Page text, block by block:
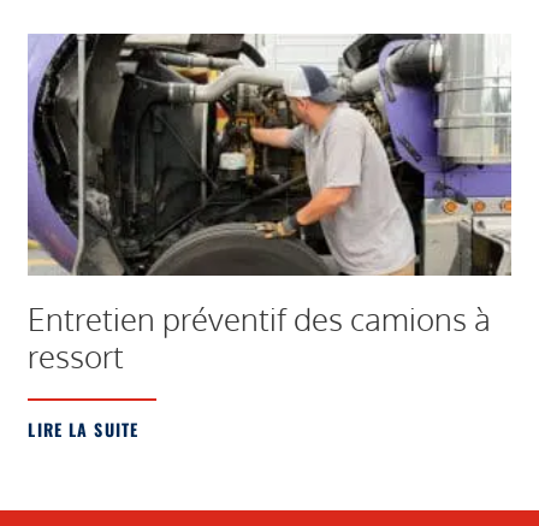
Entretien préventif des camions à
ressort
LIRE LA SUITE